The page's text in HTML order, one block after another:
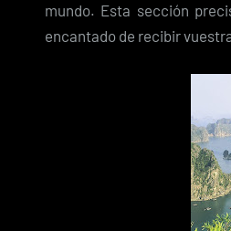
mundo. Esta sección
encantado de recibir